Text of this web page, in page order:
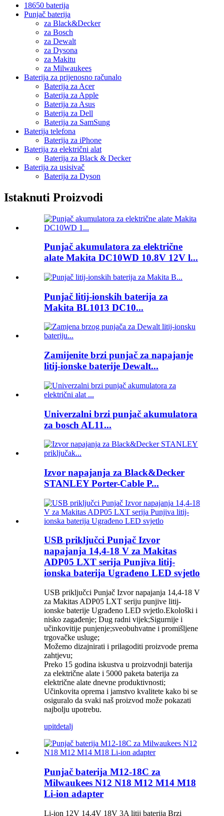
18650 baterija
Punjač baterija
za Black&Decker
za Bosch
za Dewalt
za Dysona
za Makitu
za Milwaukees
Baterija za prijenosno računalo
Baterija za Acer
Baterija za Apple
Baterija za Asus
Baterija za Dell
Baterija za SamSung
Baterija telefona
Baterija za iPhone
Baterija za električni alat
Baterija za Black & Decker
Baterija za usisivač
Baterija za Dyson
Istaknuti Proizvodi
Punjač akumulatora za električne
alate Makita DC10WD 10.8V 12V l...
Punjač litij-ionskih baterija za
Makita BL1013 DC10...
Zamijenite brzi punjač za napajanje
litij-ionske baterije Dewalt...
Univerzalni brzi punjač akumulatora
za bosch AL11...
Izvor napajanja za Black&Decker
STANLEY Porter-Cable P...
USB priključci Punjač Izvor
napajanja 14,4-18 V za Makitas
ADP05 LXT serija Punjiva litij-
ionska baterija Ugrađeno LED svjetlo
USB priključci Punjač Izvor napajanja 14,4-18 V
za Makitas ADP05 LXT seriju punjive litij-
ionske baterije Ugrađeno LED svjetlo.Ekološki i
nisko zagađenje; Dug radni vijek;Sigurnije i
učinkovitije punjenje;sveobuhvatne i promišljene
trgovačke usluge;
Možemo dizajnirati i prilagoditi proizvode prema
zahtjevu;
Preko 15 godina iskustva u proizvodnji baterija
za električne alate i 5000 paketa baterija za
električne alate dnevne produktivnosti;
Učinkovita oprema i jamstvo kvalitete kako bi se
osiguralo da svaki naš proizvod može pokazati
najbolju upotrebu.
upitdetalj
Punjač baterija M12-18C za
Milwaukees N12 N18 M12 M14 M18
Li-ion adapter
Li-ion 12V 14.4V 18V 3A litij baterija Brzi